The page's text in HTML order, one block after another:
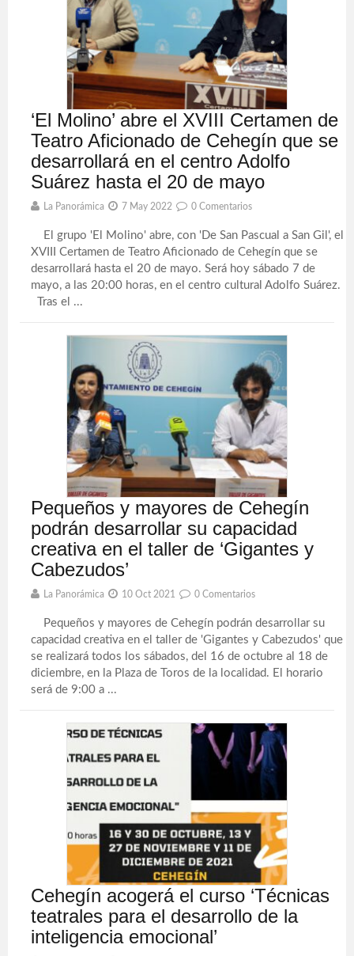
‘El Molino’ abre el XVIII Certamen de
Teatro Aficionado de Cehegín que se
desarrollará en el centro Adolfo
Suárez hasta el 20 de mayo
La Panorámica 7 May 2022 0 Comentarios
El grupo 'El Molino' abre, con 'De San Pascual a San Gil', el
XVIII Certamen de Teatro Aficionado de Cehegín que se
desarrollará hasta el 20 de mayo. Será hoy sábado 7 de
mayo, a las 20:00 horas, en el centro cultural Adolfo Suárez.
Tras el ...
Pequeños y mayores de Cehegín
podrán desarrollar su capacidad
creativa en el taller de ‘Gigantes y
Cabezudos’
La Panorámica 10 Oct 2021 0 Comentarios
Pequeños y mayores de Cehegín podrán desarrollar su
capacidad creativa en el taller de 'Gigantes y Cabezudos' que
se realizará todos los sábados, del 16 de octubre al 18 de
diciembre, en la Plaza de Toros de la localidad. El horario
será de 9:00 a ...
Cehegín acogerá el curso ‘Técnicas
teatrales para el desarrollo de la
inteligencia emocional’